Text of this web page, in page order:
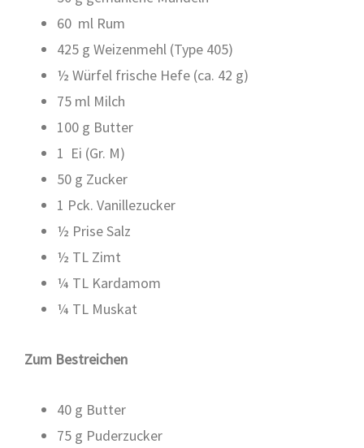
60 ml Rum
425 g Wei­zen­mehl (Type 405)
½ Wür­fel fri­sche Hefe (ca. 42 g)
75 ml Milch
100 g But­ter
1 Ei (Gr. M)
50 g Zucker
1 Pck. Vanil­le­zu­cker
½ Pri­se Salz
½ TL Zimt
¼ TL Kar­da­mom
¼ TL Mus­kat
Zum Bestrei­chen
40 g But­ter
75 g Puder­zu­cker